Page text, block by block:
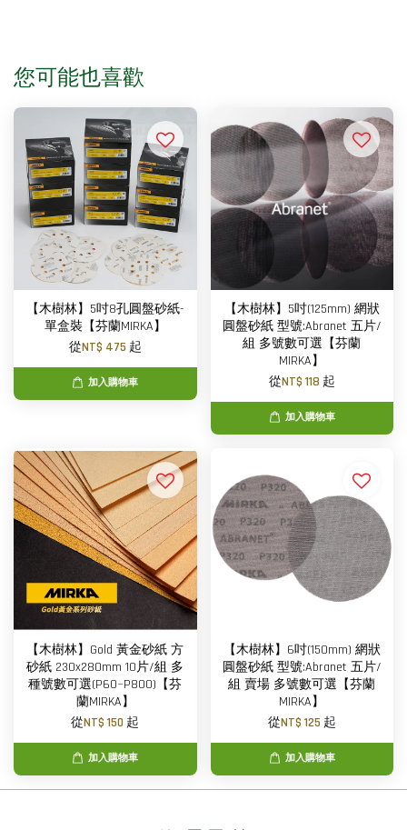
您可能也喜歡
【木樹林】5吋8孔圓盤砂紙-
單盒裝【芬蘭MIRKA】
從NT$ 475 起
加入購物車
【木樹林】5吋(125mm) 網狀
圓盤砂紙 型號:Abranet 五片/
組 多號數可選【芬蘭
MIRKA】
從NT$ 118 起
加入購物車
【木樹林】Gold 黃金砂紙 方
砂紙 230x280mm 10片/組 多
種號數可選(P60~P800)【芬
蘭MIRKA】
從NT$ 150 起
加入購物車
【木樹林】6吋(150mm) 網狀
圓盤砂紙 型號:Abranet 五片/
組 賣場 多號數可選【芬蘭
MIRKA】
從NT$ 125 起
加入購物車